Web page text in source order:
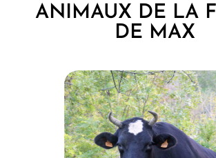
ANIMAUX DE LA
DE MAX